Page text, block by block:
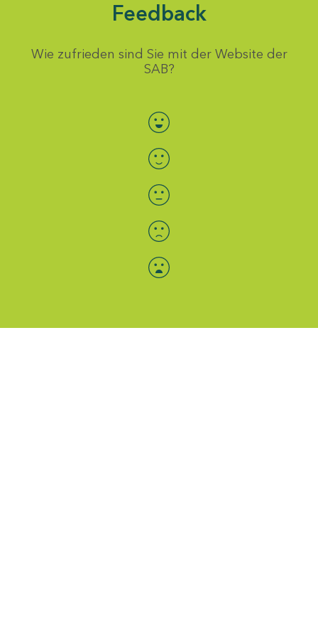
Feedback
Wie zufrieden sind Sie mit der Website der
SAB?
Bewertung auswählen